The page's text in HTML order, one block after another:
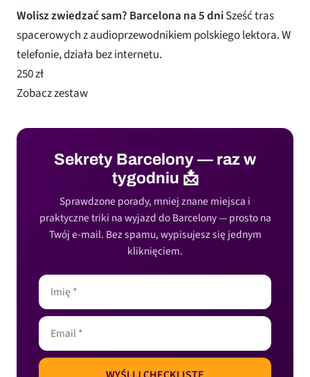
Wolisz zwiedzać sam? Barcelona na 5 dniSześć tras
spacerowych z audioprzewodnikiem polskiego lektora. W
telefonie, działa bez internetu.
250 zł
Zobacz zestaw
Sekrety Barcelony — raz w
tygodniu 📩
Sprawdzone porady, mniej znane miejsca i
praktyczne triki na wyjazd do Barcelony — prosto na
Twój e-mail. Bez spamu, wypisujesz się jednym
kliknięciem.